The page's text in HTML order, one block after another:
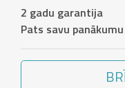
2 gadu garantija
Pats savu